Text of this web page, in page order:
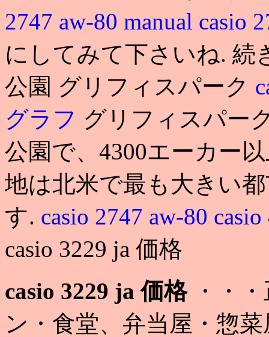
2747 aw-80 manual casio
にしてみて下さいね. 続
公園 グリフィスパーク
グラフ グリフィスパー
公園で、4300エーカー
地は北米で最も大きい
す. casio 2747 aw-80
casio 3229 ja 価格
casio 3229 ja 価格・・・
ン・食堂、弁当屋・惣